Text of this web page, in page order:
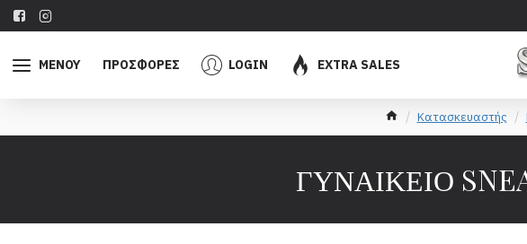
ΜΕΝΟΥ ΠΡΟΣΦΟΡΕΣ LOGIN EXTRA SALES
Κατασκευαστής
ΓΥΝΑΙΚΕΙΟ